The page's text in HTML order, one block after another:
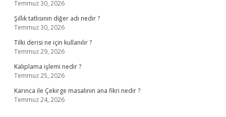
Temmuz 30, 2026
Şıllık tatlısının diğer adı nedir ?
Temmuz 30, 2026
Tilki derisi ne için kullanılır ?
Temmuz 29, 2026
Kalıplama işlemi nedir ?
Temmuz 25, 2026
Karınca ile Çekirge masalının ana fikri nedir ?
Temmuz 24, 2026